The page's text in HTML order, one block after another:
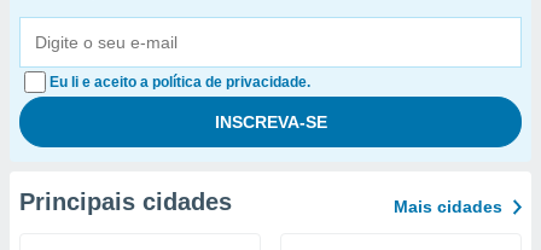
Eu li e aceito a política de privacidade.
Principais cidades Mais cidades